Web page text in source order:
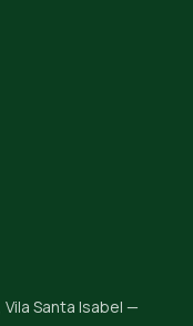
Vila Santa Isabel —